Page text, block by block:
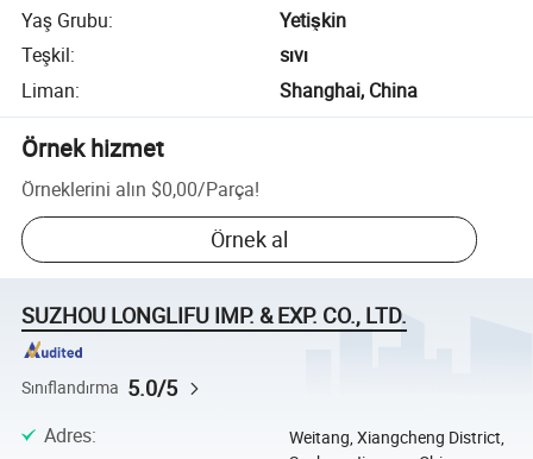
Yaş Grubu:
Yetişkin
Teşkil:
sıvı
Liman: Shanghai, China
Örnek hizmet
Örneklerini alın $0,00/Parça!
Örnek al
SUZHOU LONGLIFU IMP. & EXP. CO., LTD.
Sınıflandırma 5.0/5
Adres:
Weitang, Xiangcheng District,